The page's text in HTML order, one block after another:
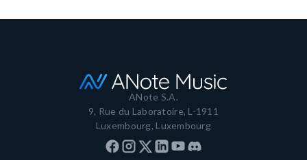
ANote S.A.
9, Rue du Laboratoire, L-1911
Luxembourg, Luxembourg